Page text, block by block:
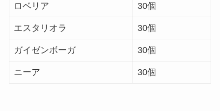
ロベリア 30個
エスタリオラ 30個
ガイゼンボーガ 30個
ニーア 30個